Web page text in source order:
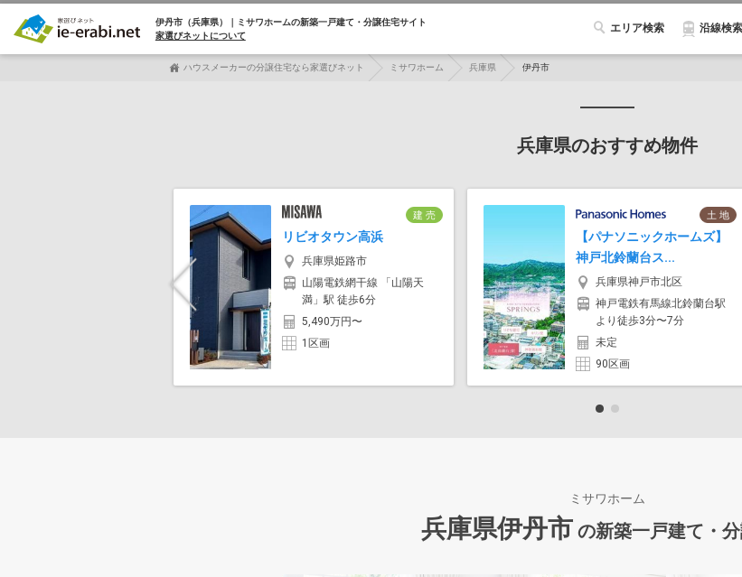
伊丹市（兵庫県）｜ミサワホームの新築一戸建て・分譲住宅サイト
家選びネットについて
エリア検索 沿線検索
ハウスメーカーの分譲住宅なら家選びネット ミサワホーム 兵庫県 伊丹市
兵庫県のおすすめ物件
Previous
建 売
リビオタウン高浜
兵庫県姫路市
山陽電鉄網干線 「山陽天
満」駅 徒歩6分
5,490万円〜
1区画
土 地
【パナソニックホームズ】
神戸北鈴蘭台ス...
兵庫県神戸市北区
神戸電鉄有馬線北鈴蘭台駅
より徒歩3分〜7分
未定
90区画
ミサワホーム
兵庫県伊丹市 の新築一戸建て・